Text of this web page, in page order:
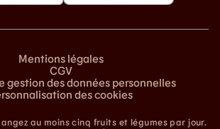
Mentions légales
CGV
gestion des données personnelles
des cookies
au moins cinq fruits et légumes par jour.